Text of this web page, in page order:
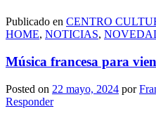
Publicado en CENTRO
HOME, NOTICIAS,
Música francesa para
Posted on 22 mayo, 2024 por
Responder